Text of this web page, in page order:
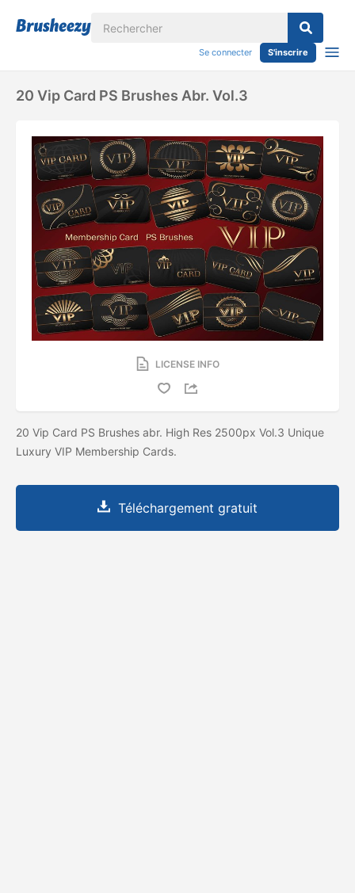
Se connecter S'inscrire
20 Vip Card PS Brushes Abr. Vol.3
LICENSE INFO
20 Vip Card PS Brushes abr. High Res 2500px Vol.3 Unique
Luxury VIP Membership Cards.
Téléchargement gratuit